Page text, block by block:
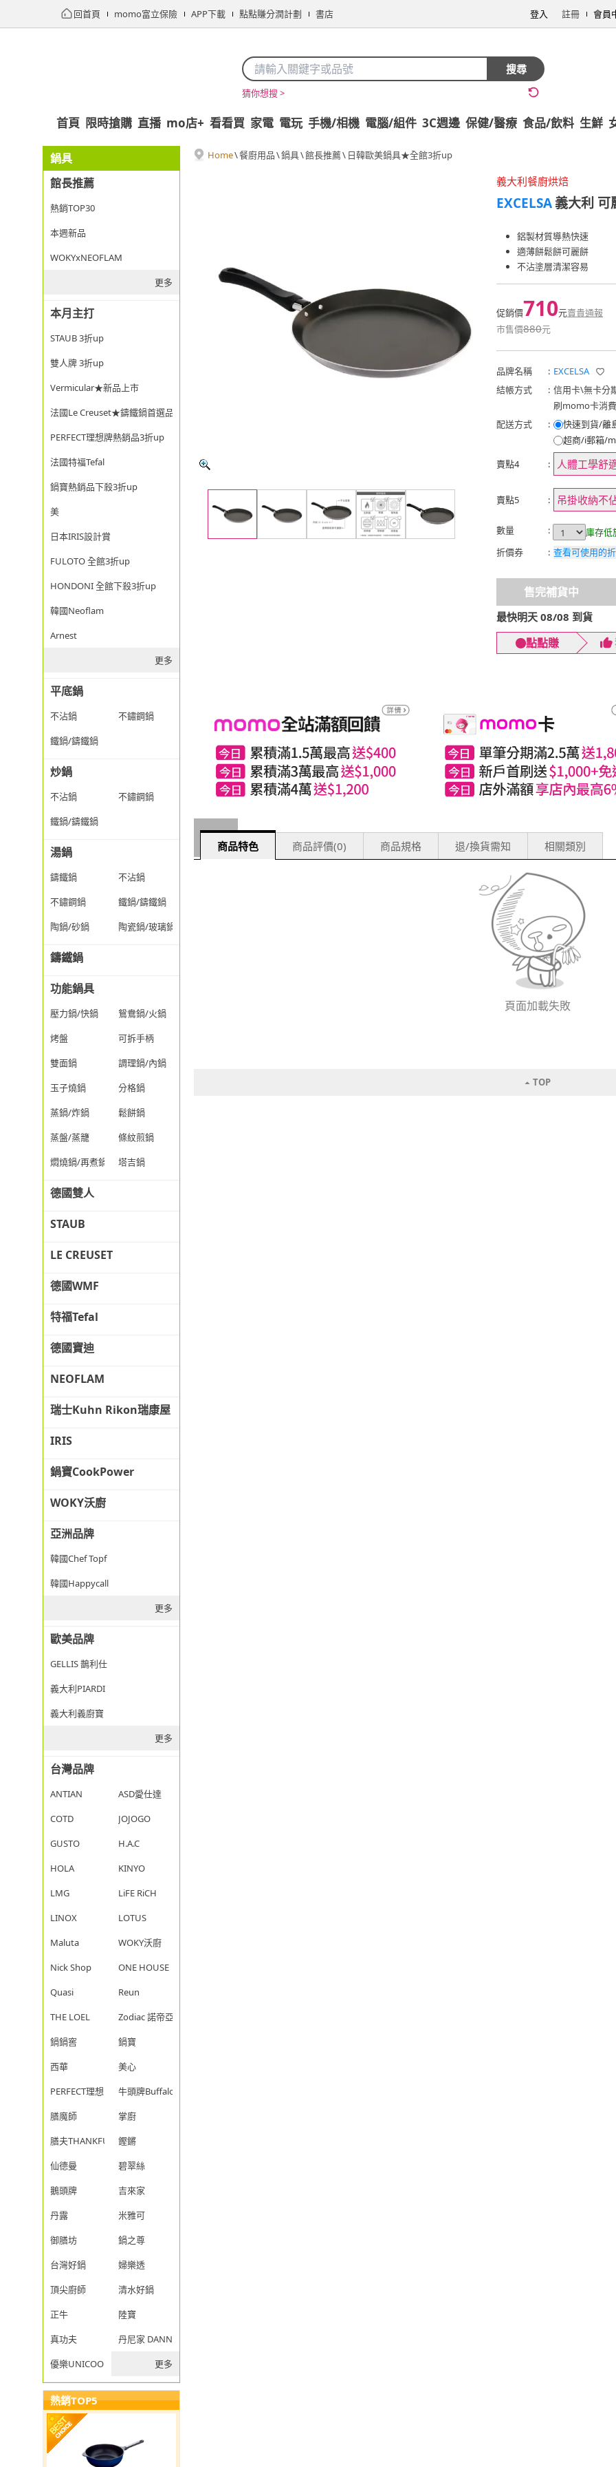
回首頁 momo富立保險 APP下載 點點賺分潤計劃 書店 登入 註冊 會員
搜尋
猜你想搜 >
首頁 限時搶購 直播 mo店+ 看看買 家電 電玩 手機/相機 電腦/組件 3C週邊 保健/醫療 食品/飲料 生鮮
鍋具
館長推薦
熱銷TOP30
本週新品
WOKYxNEOFLAM
更多
本月主打
STAUB 3折up
雙人牌 3折up
Vermicular★新品上市
法國Le Creuset★鑄鐵鍋首選品牌
PERFECT理想牌熱銷品3折up
法國特福Tefal
鍋寶熱銷品下殺3折up
美
日本IRIS設計賞
FULOTO 全館3折up
HONDONI 全館下殺3折up
韓國Neoflam
Arnest
更多
平底鍋
不沾鍋
不鏽鋼鍋
鐵鍋/鑄鐵鍋
炒鍋
不沾鍋
不鏽鋼鍋
鐵鍋/鑄鐵鍋
湯鍋
鑄鐵鍋
不沾鍋
不鏽鋼鍋
鐵鍋/鑄鐵鍋
陶鍋/砂鍋
陶瓷鍋/玻璃鍋/透明鍋
鑄鐵鍋
功能鍋具
壓力鍋/快鍋
鴛鴦鍋/火鍋
烤盤
可拆手柄
雙面鍋
調理鍋/內鍋
玉子燒鍋
分格鍋
蒸鍋/炸鍋
鬆餅鍋
蒸盤/蒸籠
條紋煎鍋
燜燒鍋/再煮鍋
塔吉鍋
德國雙人
STAUB
LE CREUSET
德國WMF
特福Tefal
德國寶迪
NEOFLAM
瑞士Kuhn Rikon瑞康屋
IRIS
鍋寶CookPower
WOKY沃廚
亞洲品牌
韓國Chef Topf
韓國Happycall
更多
歐美品牌
GELLIS 鵲利仕
義大利PIARDI
義大利義廚寶
更多
台灣品牌
ANTIAN
ASD愛仕達
COTD
JOJOGO
GUSTO
H.A.C
HOLA
KINYO
LMG
LiFE RiCH
LINOX
LOTUS
Maluta
WOKY沃廚
Nick Shop
ONE HOUSE
Quasi
Reun
THE LOEL
Zodiac 諾帝亞
鍋鍋窖
鍋寶
西華
美心
PERFECT理想
牛頭牌Buffalo
膳魔師
掌廚
膳夫THANKFUL
鏗鏘
仙德曼
碧翠絲
鵝頭牌
吉來家
丹露
米雅可
御膳坊
鍋之尊
台灣好鍋
婦樂透
頂尖廚師
清水好鍋
正牛
陸寶
真功夫
丹尼家 DANNY JIA
優樂UNICOOK
更多
熱銷TOP5
Home\餐廚用品\鍋具\館長推薦\ 日韓歐美鍋具★全館3折up
義大利餐廚烘焙
EXCELSA義大利
鋁製材質導熱快速
適薄餅鬆餅可麗餅
不沾塗層清潔容易
促銷價710元賣貴通報
市售價880元
品牌名稱 : EXCELSA
結帳方式
: 信用卡\無卡分
刷momo卡消
配送方式
:
快速到貨/離
超商/i郵箱/
賣點4
: 人體工學舒
賣點5 : 吊掛收納不
數量 :
庫存低
折價券
: 查看可使用的
售完補貨中
最快明天 08/08 到貨
點點賺
商品特色 商品評價(0) 商品規格 退/換貨需知 相關類別
頁面加載失敗
TOP